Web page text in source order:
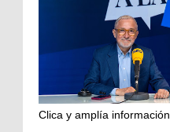
Clica y amplía información